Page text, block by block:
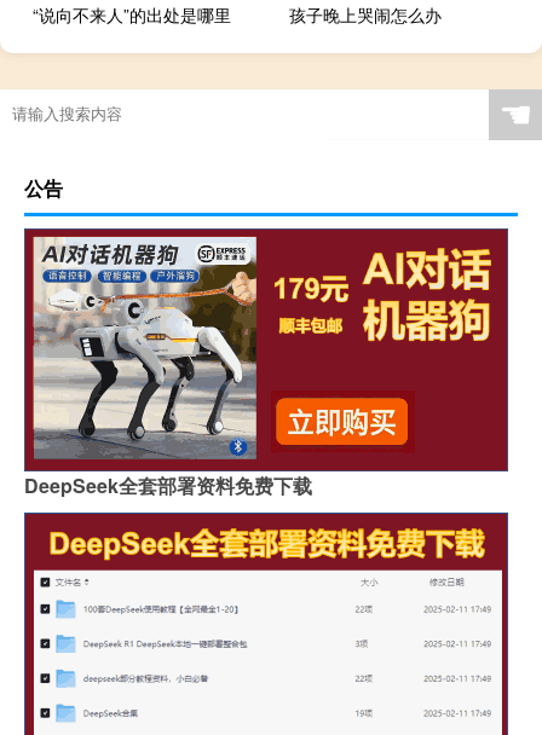
“说向不来人”的出处是哪里
孩子晚上哭闹怎么办
☚
公告
DeepSeek全套部署资料免费下载